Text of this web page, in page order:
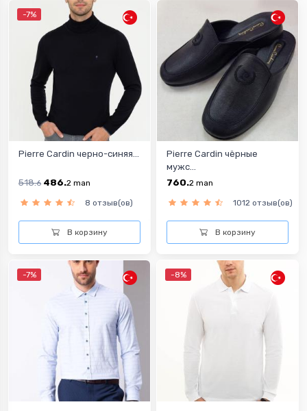
-7%
Pierre Cardin черно-синяя...
518.6 486.2 man
8 отзыв(ов)
В корзину
Pierre Cardin чёрные
мужс...
760.2 man
1012 отзыв(ов)
В корзину
-7% -8%